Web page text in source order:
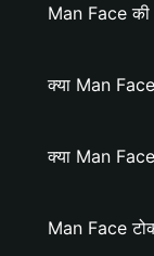
Man Face की
क्या Man
क्या Man
Man Face